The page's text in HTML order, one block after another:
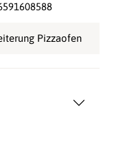
Pizzaofen